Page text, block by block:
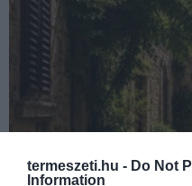
termeszeti.hu - Do Not
Information